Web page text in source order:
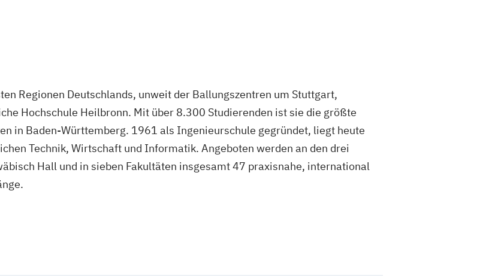
Regionen Deutschlands, unweit der Ballungszentren um Stuttgart,
Hochschule Heilbronn. Mit über 8.300 Studierenden ist sie die größte
in Baden-Württemberg. 1961 als Ingenieurschule gegründet, liegt heute
Technik, Wirtschaft und Informatik. Angeboten werden an den drei
Hall und in sieben Fakultäten insgesamt 47 praxisnahe, international